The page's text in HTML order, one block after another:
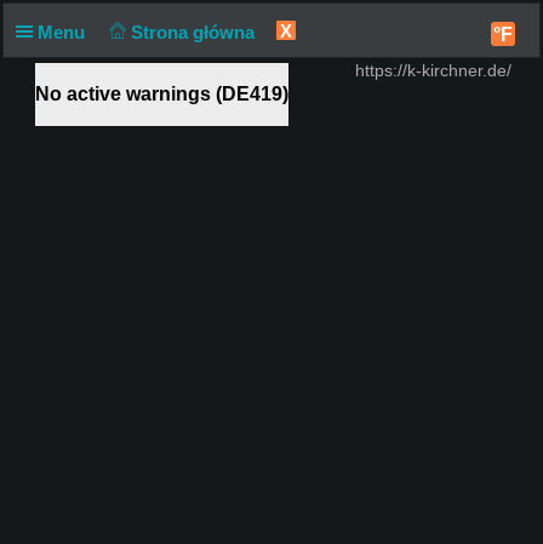
Menu Strona główna X °F
No active warnings (DE419)
https://k-kirchner.de/